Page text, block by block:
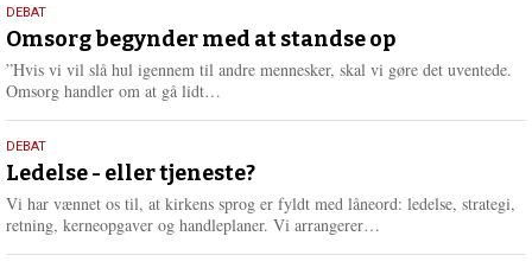
e
r
e
9.
juli
2026
DEBAT
Omsorg begynder med at standse op
”Hvis vi vil slå hul igennem til andre mennesker, skal vi gøre det uventede.
Omsorg handler om at gå lidt…
e
r
e
10.
juni
2026
DEBAT
Ledelse - eller tjeneste?
Vi har vænnet os til, at kirkens sprog er fyldt med låneord: ledelse, strategi,
retning, kerneopgaver og handleplaner. Vi arrangerer…